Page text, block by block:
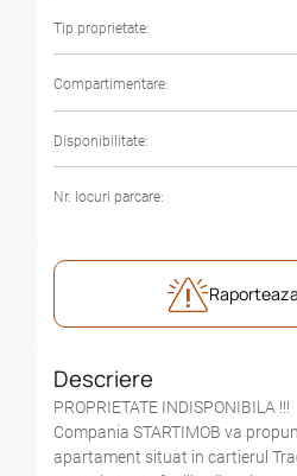
Tip proprietate:
Compartimentare:
Disponibilitate:
Nr. locuri parcare:
Descriere
PROPRIETATE INDISPONIBILA !!!
Compania STARTIMOB va
apartament situat in cartierul